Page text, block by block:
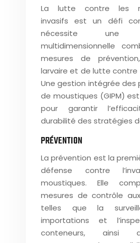
La lutte contre les
invasifs est un défi
nécessite une
multidimensionnelle
mesures de
larvaire et de lutte contre
Une gestion intégrée des
de moustiques (GIPM)
pour garantir
durabilité des stratégies
PRÉVENTION
La prévention est la
défense contre
moustiques. Elle
mesures de contrôle
telles que la
importations et
conteneurs, ainsi